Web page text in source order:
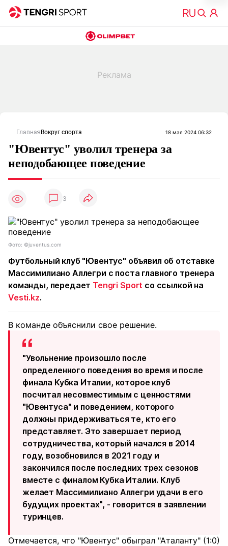
Главная Вокруг спорта 18 мая 2024 06:32
"Ювентус" уволил тренера за
неподобающее поведение
3
Фото: ©juventus.com
Футбольный клуб "Ювентус" объявил об отставке
Массимилиано Аллегри с поста главного тренера
команды, передает Tengri Sport со ссылкой на
Vesti.kz.
В команде объяснили свое решение.
"Увольнение произошло после
определенного поведения во время и после
финала Кубка Италии, которое клуб
посчитал несовместимым с ценностями
"Ювентуса" и поведением, которого
должны придерживаться те, кто его
представляет. Это завершает период
сотрудничества, который начался в 2014
году, возобновился в 2021 году и
закончился после последних трех сезонов
вместе с финалом Кубка Италии. Клуб
желает Массимилиано Аллегри удачи в его
будущих проектах", - говорится в заявлении
туринцев.
Отмечается, что "Ювентус" обыграл "Аталанту" (1:0)